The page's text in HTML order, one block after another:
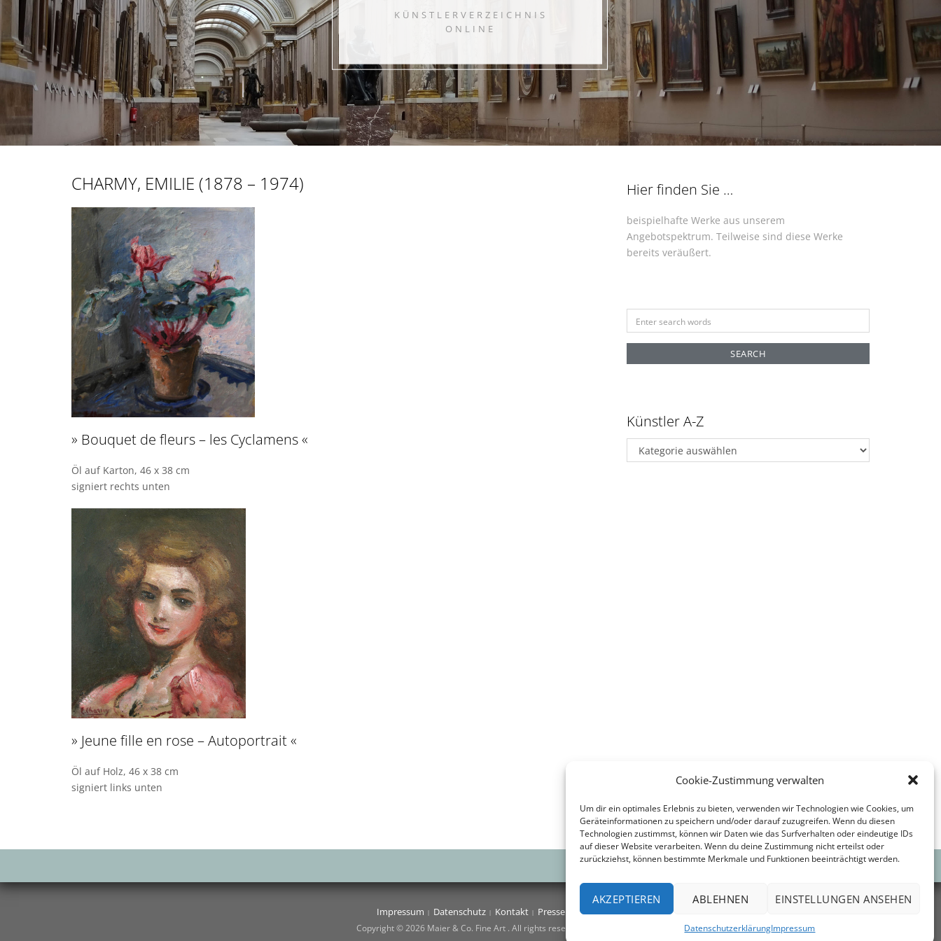
Cookie-Zustimmung verwalten
Um dir ein optimales Erlebnis zu bieten, verwenden wir Technologien wie Cookies, um
Geräteinformationen zu speichern und/oder darauf zuzugreifen. Wenn du diesen
Technologien zustimmst, können wir Daten wie das Surfverhalten oder eindeutige IDs
auf dieser Website verarbeiten. Wenn du deine Zustimmung nicht erteilst oder
zurückziehst, können bestimmte Merkmale und Funktionen beeinträchtigt werden.
AKZEPTIEREN ABLEHNEN EINSTELLUNGEN ANSEHEN
DatenschutzerklärungImpressum
KÜNSTLERVERZEICHNIS
ONLINE
CHARMY, EMILIE (1878 – 1974)
» Bouquet de fleurs – les Cyclamens «
Öl auf Karton, 46 x 38 cm
signiert rechts unten
» Jeune fille en rose – Autoportrait «
Öl auf Holz, 46 x 38 cm
signiert links unten
Hier finden Sie …
beispielhafte Werke aus unserem
Angebotspektrum. Teilweise sind diese Werke
bereits veräußert.
Search
for:
Künstler A-Z
Künstler
A-
Impressum Datenschutz Kontakt Presse
Copyright © 2026 Maier & Co. Fine Art . All rights reserved.